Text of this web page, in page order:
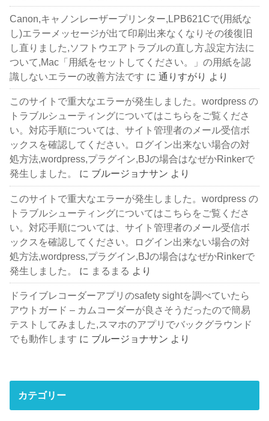
Canon,キャノンレーザープリンター,LPB621Cで(用紙な
し)エラーメッセージが出て印刷出来なくなりその後復旧
し直りました,ソフトウエアトラブルの直し方,設定方法に
ついて,Mac「用紙をセットしてください。」の用紙を認
識しないエラーの改善方法です に通りすがり より
このサイトで重大なエラーが発生しました。wordpress の
トラブルシューティングについてはこちらをご覧くださ
い。対応手順については、サイト管理者のメール受信ボ
ックスを確認してください。ログイン出来ない場合の対
処方法,wordpress,プラグイン,BJの場合はなぜかRinkerで
発生しました。
に ブルージョナサン より
このサイトで重大なエラーが発生しました。wordpress の
トラブルシューティングについてはこちらをご覧くださ
い。対応手順については、サイト管理者のメール受信ボ
ックスを確認してください。ログイン出来ない場合の対
処方法,wordpress,プラグイン,BJの場合はなぜかRinkerで
発生しました。
に まるまる より
ドライブレコーダーアプリのsafety sightを調べていたら
アウトガード – カムコーダーが良さそうだったので簡易
テストしてみました,スマホのアプリでバックグラウンド
でも動作します に ブルージョナサン より
カテゴリー